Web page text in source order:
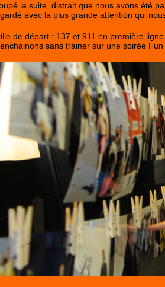
la suite, distrait que nous avons été
avec la plus grande attention qui
de départ : 137 et 911 en première
sans trainer sur une soirée